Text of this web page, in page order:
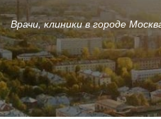
Врачи, клиники в городе